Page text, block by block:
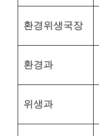
환경위생국장
환경과
위생과